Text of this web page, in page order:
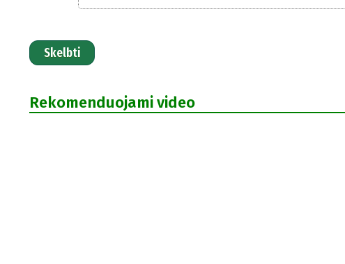
Skelbti
Rekomenduojami video